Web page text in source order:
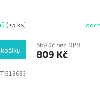
(>5 ks)
669 Kč bez DPH
809 Kč
TG18683